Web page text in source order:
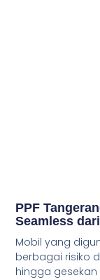
PPF
Seamless
Mobil yang
berbagai risiko
hingga gesekan